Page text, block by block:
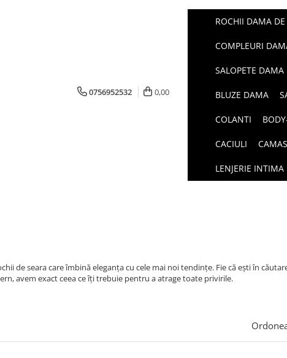
0756952532 0,00
ROCHII DAMA DE
COMPLEURI
SALOPETE DAMA
BLUZE DAMA
COLANTI
CACIULI
LENJERIE INTIMA
de seara care îmbină eleganța cu cele mai noi tendințe. Fie că ești în
avem exact ceea ce îți trebuie pentru a atrage toate privirile.